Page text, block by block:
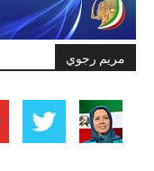
مريم رجوي